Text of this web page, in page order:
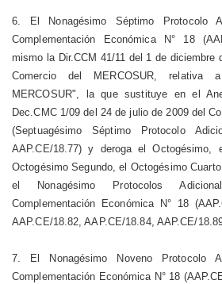
6. El Nonagésimo Séptimo Protocolo
Complementación Económica N° 18
mismo la Dir.CCM 41/11 del 1 de diciembre
Comercio del MERCOSUR, relativa
MERCOSUR", la que sustituye en el
Dec.CMC 1/09 del 24 de julio de 2009 del
(Septuagésimo Séptimo Protocolo
AAP.CE/18.77) y deroga el Octogésimo,
Octogésimo Segundo, el Octogésimo
el Nonagésimo Protocolos
Complementación Económica N° 18
AAP.CE/18.82, AAP.CE/18.84, AAP.CE/
7. El Nonagésimo Noveno Protocolo
Complementación Económica N° 18